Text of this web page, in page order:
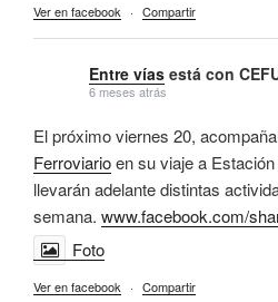
Ver en facebook · Compartir
Entre vías está con
6 meses atrás
El próximo viernes 20,
Ferroviarioen su viaje a
llevarán adelante distintas
semana. www.facebook.com/
Foto
Ver en facebook · Compartir